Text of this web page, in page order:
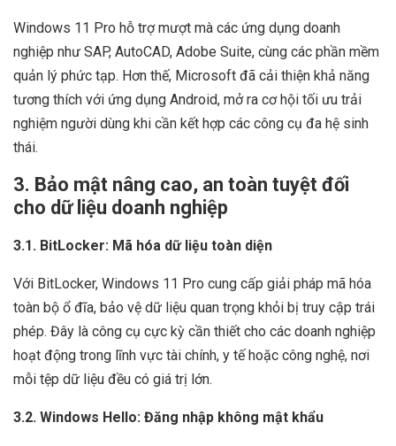
Windows 11 Pro hỗ trợ mượt mà các ứng dụng doanh
nghiệp như SAP, AutoCAD, Adobe Suite, cùng các phần mềm
quản lý phức tạp. Hơn thế, Microsoft đã cải thiện khả năng
tương thích với ứng dụng Android, mở ra cơ hội tối ưu trải
nghiệm người dùng khi cần kết hợp các công cụ đa hệ sinh
thái.
3. Bảo mật nâng cao, an toàn tuyệt đối
cho dữ liệu doanh nghiệp
3.1. BitLocker: Mã hóa dữ liệu toàn diện
Với BitLocker, Windows 11 Pro cung cấp giải pháp mã hóa
toàn bộ ổ đĩa, bảo vệ dữ liệu quan trọng khỏi bị truy cập trái
phép. Đây là công cụ cực kỳ cần thiết cho các doanh nghiệp
hoạt động trong lĩnh vực tài chính, y tế hoặc công nghệ, nơi
mỗi tệp dữ liệu đều có giá trị lớn.
3.2. Windows Hello: Đăng nhập không mật khẩu